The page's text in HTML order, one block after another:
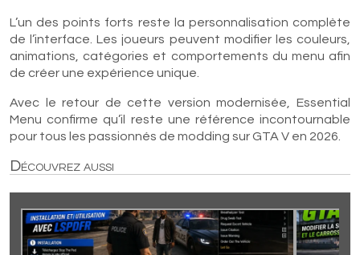
L’un des points forts reste la personnalisation complète
de l’interface. Les joueurs peuvent modifier les couleurs,
animations, catégories et comportements du menu afin
de créer une expérience unique.
Avec le retour de cette version modernisée, Essential
Menu confirme qu’il reste une référence incontournable
pour tous les passionnés de modding sur GTA V en 2026.
Découvrez aussi